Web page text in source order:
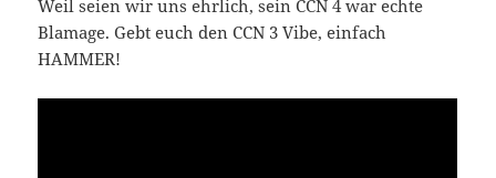
Weil seien wir uns ehrlich, sein CCN 4 war echte
Blamage. Gebt euch den CCN 3 Vibe, einfach
HAMMER!